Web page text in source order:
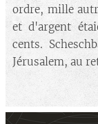
ordre, mille
et d'argent
cents.
Jérusalem, au